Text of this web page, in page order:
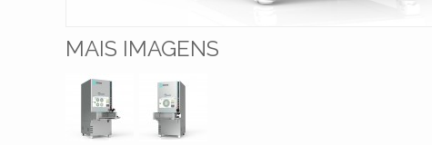
MAIS IMAGENS